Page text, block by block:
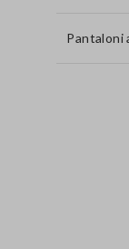
Pantaloni